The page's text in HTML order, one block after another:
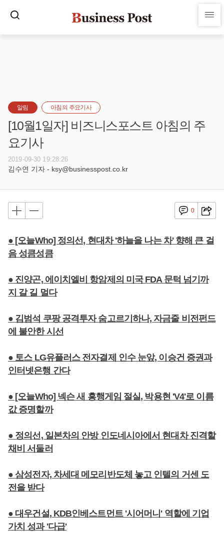
알림 아침의 주요기사
[10월1일자] 비즈니스포스트 아침의 주
요기사
2019-09-30 19:28:26
김수연 기자 - ksy@businesspost.co.kr
0
● [오늘Who] 정의선, 현대차 '하늘을 나는 차' 향해 큰 걸
음 성큼성큼
● 진양곤, 에이치엘비 항암제의 미국 FDA 문턱 넘기까
지 갈 길 멀다
● 김범석 쿠팡 공격투자 숨고르기하나, 자금줄 비전펀드
에 불안한 시선
● 토스 LG유플러스 전자결제 인수 눈앞, 이승건 증권과
인터넷은행 간다
● [오늘Who] 넥슨 새 흥행게임 절실, 박용현 'V4'로 이름
값 증명할까
● 정의선, 일본차의 안방 인도네시아에서 현대차 진격할
채비 서둘러
● 삼성전자, 차세대 메모리반도체 놓고 인텔의 거센 도
전을 받다
● 대우건설, KDB인베스트먼트 '시어머니' 역할에 기업
가치 성과 '다급'